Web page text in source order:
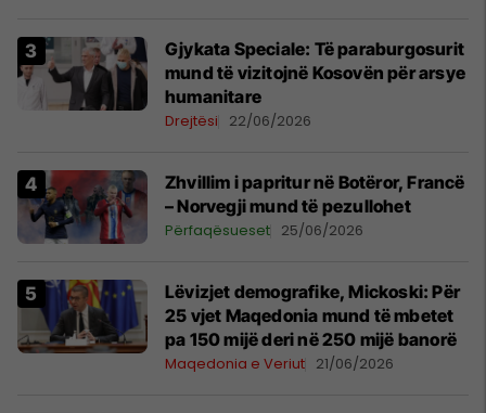
​Gjykata Speciale: Të paraburgosurit
mund të vizitojnë Kosovën për arsye
humanitare
Drejtësi 22/06/2026
Zhvillim i papritur në Botëror, Francë
– Norvegji mund të pezullohet
Përfaqësueset 25/06/2026
Lëvizjet demografike, Mickoski: Për
25 vjet Maqedonia mund të mbetet
pa 150 mijë deri në 250 mijë banorë
Maqedonia e Veriut 21/06/2026